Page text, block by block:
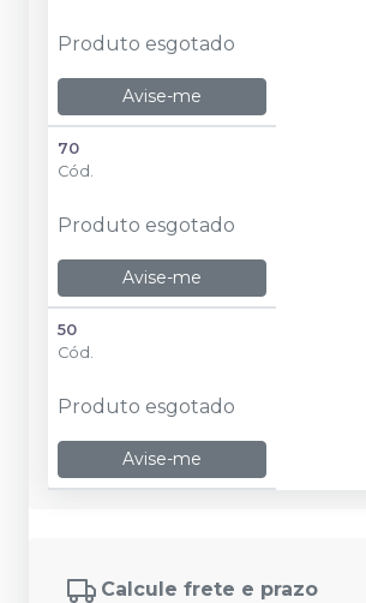
Produto esgotado
Avise-me
70
Cód.
Produto esgotado
Avise-me
50
Cód.
Produto esgotado
Avise-me
Calcule frete e prazo